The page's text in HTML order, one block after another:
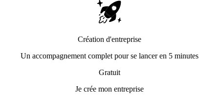
Création d'entreprise
Un accompagnement complet pour se lancer en 5 minutes
Gratuit
Je crée mon entreprise